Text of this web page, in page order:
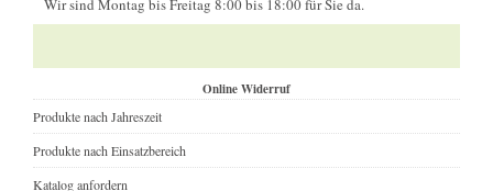
Wir sind Montag bis Freitag 8:00 bis 18:00 für Sie da.
Online Widerruf
Produkte nach Jahreszeit
Produkte nach Einsatzbereich
Katalog anfordern